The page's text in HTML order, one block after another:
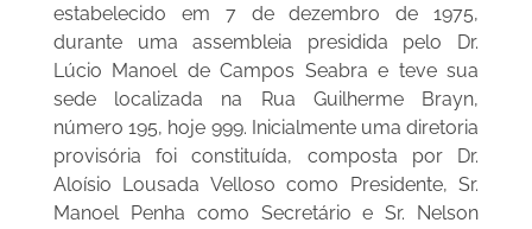
estabelecido em 7 de dezembro de 1975,
durante uma assembleia presidida pelo Dr.
Lúcio Manoel de Campos Seabra e teve sua
sede localizada na Rua Guilherme Brayn,
número 195, hoje 999. Inicialmente uma diretoria
provisória foi constituída, composta por Dr.
Aloísio Lousada Velloso como Presidente, Sr.
Manoel Penha como Secretário e Sr. Nelson